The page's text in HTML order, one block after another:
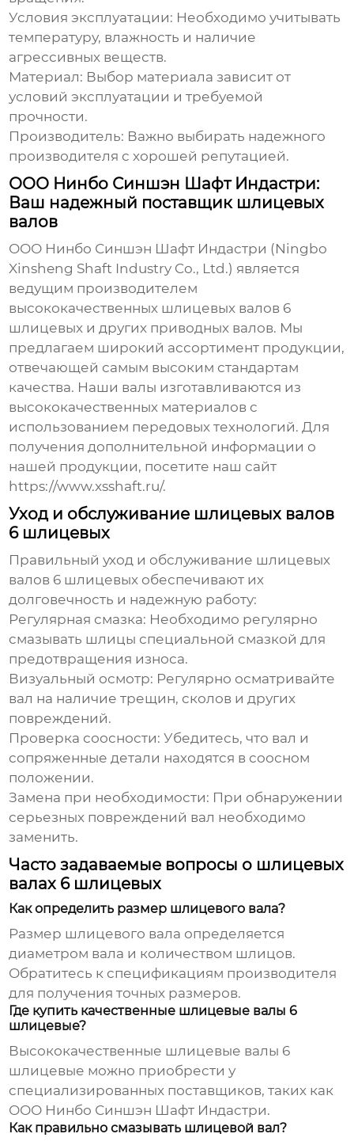
Условия эксплуатации: Необходимо учитывать
температуру, влажность и наличие
агрессивных веществ.
Материал: Выбор материала зависит от
условий эксплуатации и требуемой
прочности.
Производитель: Важно выбирать надежного
производителя с хорошей репутацией.
ООО Нинбо Синшэн Шафт Индастри:
Ваш надежный поставщик шлицевых
валов
ООО Нинбо Синшэн Шафт Индастри (Ningbo
Xinsheng Shaft Industry Co., Ltd.) является
ведущим производителем
высококачественных шлицевых валов 6
шлицевых и других приводных валов. Мы
предлагаем широкий ассортимент продукции,
отвечающей самым высоким стандартам
качества. Наши валы изготавливаются из
высококачественных материалов с
использованием передовых технологий. Для
получения дополнительной информации о
нашей продукции, посетите наш сайт
https://www.xsshaft.ru/.
Уход и обслуживание шлицевых валов
6 шлицевых
Правильный уход и обслуживание шлицевых
валов 6 шлицевых обеспечивают их
долговечность и надежную работу:
Регулярная смазка: Необходимо регулярно
смазывать шлицы специальной смазкой для
предотвращения износа.
Визуальный осмотр: Регулярно осматривайте
вал на наличие трещин, сколов и других
повреждений.
Проверка соосности: Убедитесь, что вал и
сопряженные детали находятся в соосном
положении.
Замена при необходимости: При обнаружении
серьезных повреждений вал необходимо
заменить.
Часто задаваемые вопросы о шлицевых
валах 6 шлицевых
Как определить размер шлицевого вала?
Размер шлицевого вала определяется
диаметром вала и количеством шлицов.
Обратитесь к спецификациям производителя
для получения точных размеров.
Где купить качественные шлицевые валы 6
шлицевые?
Высококачественные шлицевые валы 6
шлицевые можно приобрести у
специализированных поставщиков, таких как
ООО Нинбо Синшэн Шафт Индастри.
Как правильно смазывать шлицевой вал?